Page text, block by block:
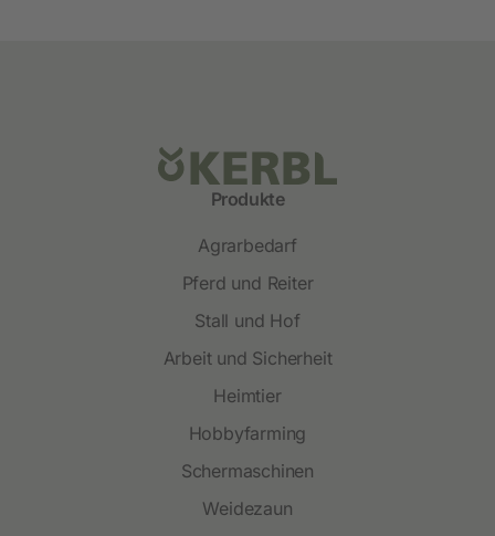
Produkte
Agrarbedarf
Pferd und Reiter
Stall und Hof
Arbeit und Sicherheit
Heimtier
Hobbyfarming
Schermaschinen
Weidezaun